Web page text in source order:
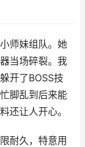
师妹组队。她
当场碎裂。我
开了BOSS技
脚乱到后来能
还让人开心。
耐久，特意用